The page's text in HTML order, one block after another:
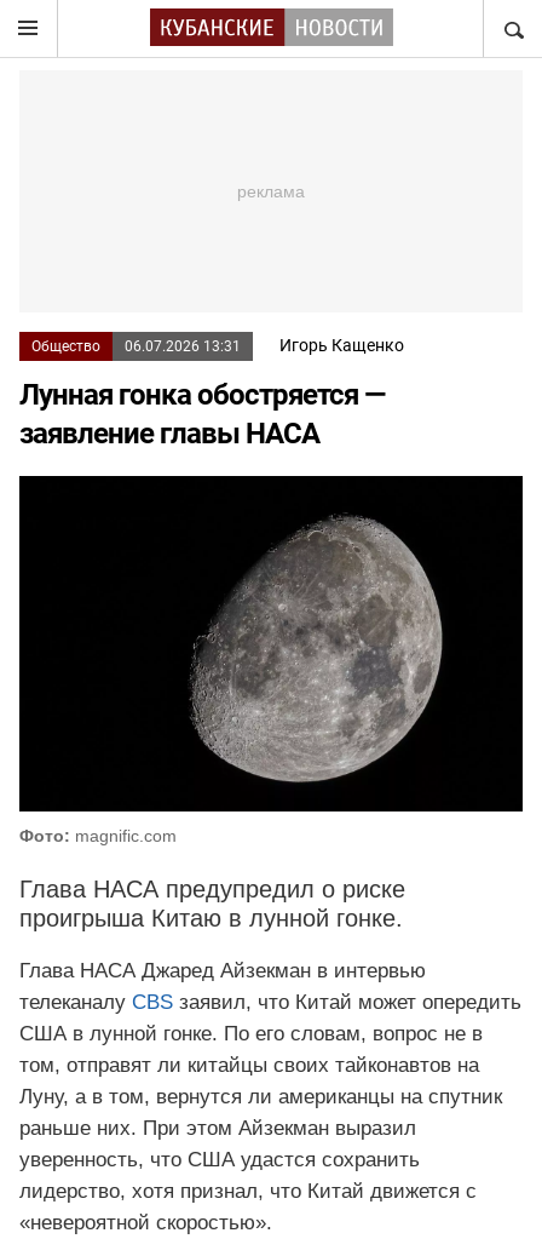
Общество 06.07.2026 13:31 Игорь Кащенко
Лунная гонка обостряется —
заявление главы НАСА
Фото: magnific.com
Глава НАСА предупредил о риске
проигрыша Китаю в лунной гонке.
Глава НАСА Джаред Айзекман в интервью
телеканалу CBS заявил, что Китай может опередить
США в лунной гонке. По его словам, вопрос не в
том, отправят ли китайцы своих тайконавтов на
Луну, а в том, вернутся ли американцы на спутник
раньше них. При этом Айзекман выразил
уверенность, что США удастся сохранить
лидерство, хотя признал, что Китай движется с
«невероятной скоростью».